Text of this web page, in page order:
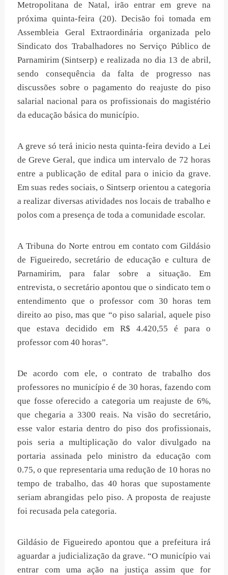
Metropolitana de Natal, irão entrar em greve na
próxima quinta-feira (20). Decisão foi tomada em
Assembleia Geral Extraordinária organizada pelo
Sindicato dos Trabalhadores no Serviço Público de
Parnamirim (Sintserp) e realizada no dia 13 de abril,
sendo consequência da falta de progresso nas
discussões sobre o pagamento do reajuste do piso
salarial nacional para os profissionais do magistério
da educação básica do município.
A greve só terá inicio nesta quinta-feira devido a Lei
de Greve Geral, que indica um intervalo de 72 horas
entre a publicação de edital para o inicio da grave.
Em suas redes sociais, o Sintserp orientou a categoria
a realizar diversas atividades nos locais de trabalho e
polos com a presença de toda a comunidade escolar.
A Tribuna do Norte entrou em contato com Gildásio
de Figueiredo, secretário de educação e cultura de
Parnamirim, para falar sobre a situação. Em
entrevista, o secretário apontou que o sindicato tem o
entendimento que o professor com 30 horas tem
direito ao piso, mas que “o piso salarial, aquele piso
que estava decidido em R$ 4.420,55 é para o
professor com 40 horas”.
De acordo com ele, o contrato de trabalho dos
professores no município é de 30 horas, fazendo com
que fosse oferecido a categoria um reajuste de 6%,
que chegaria a 3300 reais. Na visão do secretário,
esse valor estaria dentro do piso dos profissionais,
pois seria a multiplicação do valor divulgado na
portaria assinada pelo ministro da educação com
0.75, o que representaria uma redução de 10 horas no
tempo de trabalho, das 40 horas que supostamente
seriam abrangidas pelo piso. A proposta de reajuste
foi recusada pela categoria.
Gildásio de Figueiredo apontou que a prefeitura irá
aguardar a judicialização da grave. “O município vai
entrar com uma ação na justiça assim que for